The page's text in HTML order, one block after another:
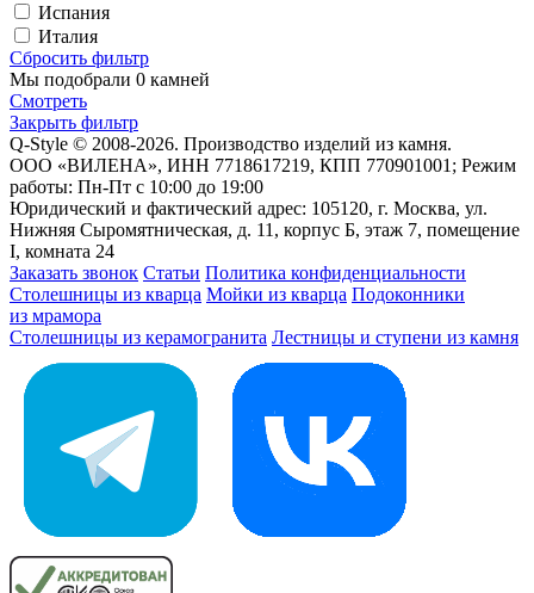
Испания
Италия
Сбросить фильтр
Мы подобрали 0 камней
Смотреть
Закрыть фильтр
Q-Style © 2008-2026. Производство изделий из камня.
ООО «ВИЛЕНА», ИНН 7718617219, КПП 770901001; Режим
работы: Пн-Пт с 10:00 до 19:00
Юридический и фактический адрес: 105120, г. Москва, ул.
Нижняя Сыромятническая, д. 11, корпус Б, этаж 7, помещение
I, комната 24
Заказать звонок Статьи Политика конфиденциальности
Столешницы из кварца Мойки из кварца Подоконники
из мрамора
Столешницы из керамогранита Лестницы и ступени из камня